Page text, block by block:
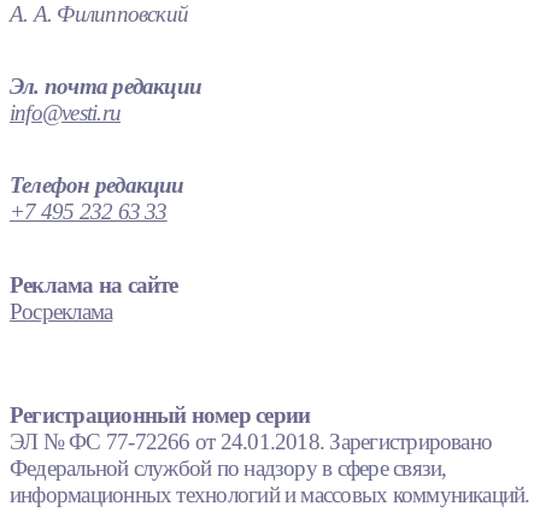
А. А. Филипповский
Эл. почта редакции
info@vesti.ru
Телефон редакции
+7 495 232 63 33
Реклама на сайте
Росреклама
Регистрационный номер серии
ЭЛ № ФС 77-72266 от 24.01.2018. Зарегистрировано
Федеральной службой по надзору в сфере связи,
информационных технологий и массовых коммуникаций.